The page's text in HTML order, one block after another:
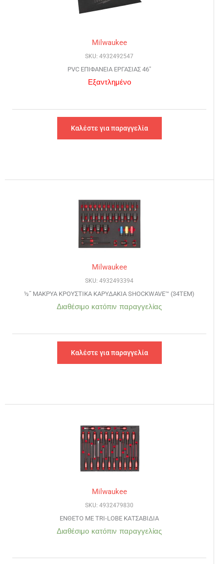
Milwaukee
SKU: 4932492547
PVC ΕΠΙΦΑΝΕΙΑ ΕΡΓΑΣΙΑΣ 46″
Εξαντλημένο
Καλέστε για παραγγελία
Milwaukee
SKU: 4932493394
½˝ ΜΑΚΡΥΑ ΚΡΟΥΣΤΙΚΑ ΚΑΡΥΔΑΚΙΑ SHOCKWAVE™ (34ΤΕΜ)
Διαθέσιμο κατόπιν παραγγελίας
Καλέστε για παραγγελία
Milwaukee
SKU: 4932479830
ΕΝΘΕΤΟ ΜΕ TRI-LOBE ΚΑΤΣΑΒΙΔΙΑ
Διαθέσιμο κατόπιν παραγγελίας